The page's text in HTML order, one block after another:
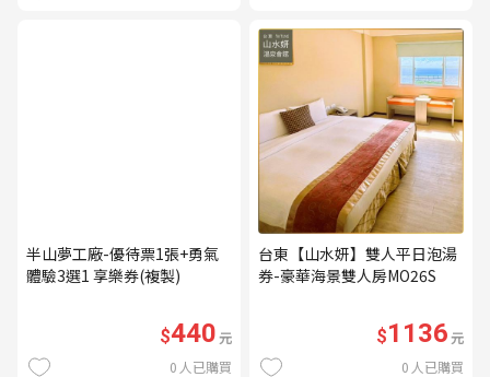
半山夢工廠-優待票1張+勇氣
體驗3選1 享樂券(複製)
$440元
0 人已購買
台東【山水妍】雙人平日泡湯
券-豪華海景雙人房MO26S
$1136元
0 人已購買